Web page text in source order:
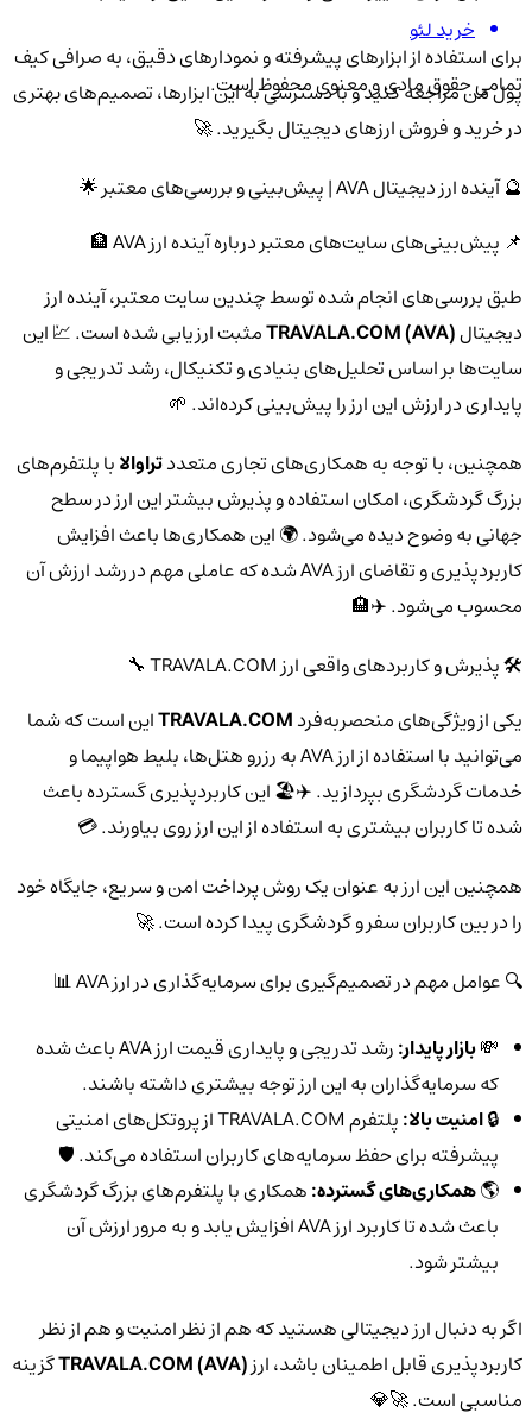
برای استفاده از ابزارهای پیشرفته و نمودارهای دقیق، به صرافی کیف
پول من مراجعه کنید و با دسترسی به این ابزارها، تصمیم‌های بهتری
در خرید و فروش ارزهای دیجیتال بگیرید. 🚀
🔮 آینده ارز دیجیتال AVA | پیش‌بینی و بررسی‌های معتبر 🌟
📌 پیش‌بینی‌های سایت‌های معتبر درباره آینده ارز AVA 🏦
طبق بررسی‌های انجام شده توسط چندین سایت معتبر، آینده ارز
دیجیتالTRAVALA.COM (AVA)مثبت ارزیابی شده است. 💹 این
سایت‌ها بر اساس تحلیل‌های بنیادی و تکنیکال، رشد تدریجی و
پایداری در ارزش این ارز را پیش‌بینی کرده‌اند. 🌱
همچنین، با توجه به همکاری‌های تجاری متعددتراوالابا پلتفرم‌های
بزرگ گردشگری، امکان استفاده و پذیرش بیشتر این ارز در سطح
جهانی به وضوح دیده می‌شود. 🌍 این همکاری‌ها باعث افزایش
کاربردپذیری و تقاضای ارز AVA شده که عاملی مهم در رشد ارزش آن
محسوب می‌شود. ✈️🏨
🛠️ پذیرش و کاربردهای واقعی ارز TRAVALA.COM 🔧
یکی از ویژگی‌های منحصربه‌فردTRAVALA.COMاین است که شما
می‌توانید با استفاده از ارز AVA به رزرو هتل‌ها، بلیط هواپیما و
خدمات گردشگری بپردازید. ✈️🏖️ این کاربردپذیری گسترده باعث
شده تا کاربران بیشتری به استفاده از این ارز روی بیاورند. 💳
همچنین این ارز به عنوان یک روش پرداخت امن و سریع، جایگاه خود
را در بین کاربران سفر و گردشگری پیدا کرده است. 🚀
🔍 عوامل مهم در تصمیم‌گیری برای سرمایه‌گذاری در ارز AVA 📊
💸بازار پایدار:
رشد تدریجی و پایداری قیمت ارز AVA باعث شده
که سرمایه‌گذاران به این ارز توجه بیشتری داشته باشند.
🔒امنیت بالا:
پلتفرم TRAVALA.COM از پروتکل‌های امنیتی
پیشرفته برای حفظ سرمایه‌های کاربران استفاده می‌کند. 🛡️
🌎همکاری‌های گسترده:همکاری با پلتفرم‌های بزرگ گردشگری
باعث شده تا کاربرد ارز AVA افزایش یابد و به مرور ارزش آن
بیشتر شود.
اگر به دنبال ارز دیجیتالی هستید که هم از نظر امنیت و هم از نظر
کاربردپذیری قابل اطمینان باشد، ارزTRAVALA.COM (AVA)گزینه
مناسبی است. 🚀💎
خرید لئو
تمامی حقوق مادی و معنوی محفوظ است.